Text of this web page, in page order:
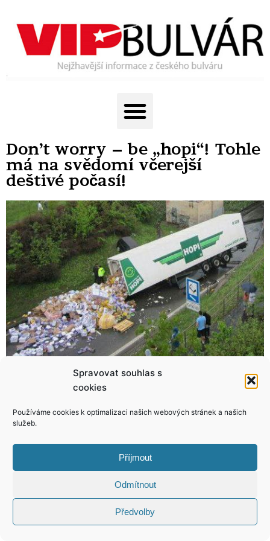
Spravovat souhlas s
cookies
Používáme cookies k optimalizaci našich webových stránek a našich
služeb.
Příjmout
Odmítnout
Předvolby
Don’t worry – be „hopi“! Tohle
má na svědomí včerejší
deštivé počasí!
Proboha proč? Tohle tělo je definitivně mimo hru, my však podáváme oficiální protest!
KONTAKT
Copyright © 2026 VIP Bulvár, All Rights
Reserved